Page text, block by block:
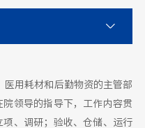
用耗材和后勤物资的主管部
领导的指导下，工作内容贯
、调研；验收、仓储、运行